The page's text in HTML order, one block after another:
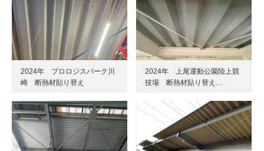
2024年 プロロジスパーク川
崎 断熱材貼り替え
2024年 上尾運動公園陸上競
技場 断熱材貼り替え…